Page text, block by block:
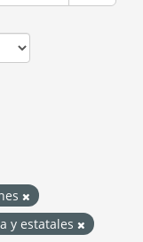
y estatales